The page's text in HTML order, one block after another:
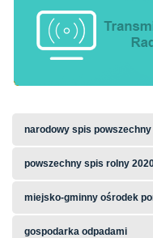
narodowy spis
powszechny spis rolny
miejsko-gminny ośrodek
gospodarka odpadami